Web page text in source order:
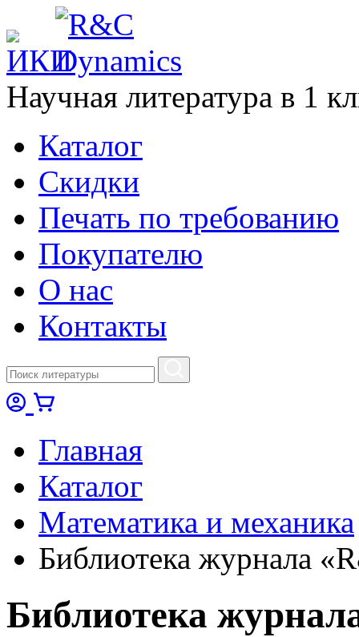
Научная литература в 1
Каталог
Cкидки
Печать по требованию
Покупателю
О нас
Контакты
Главная
Каталог
Математика и механика
Библиотека журнала
Библиотека